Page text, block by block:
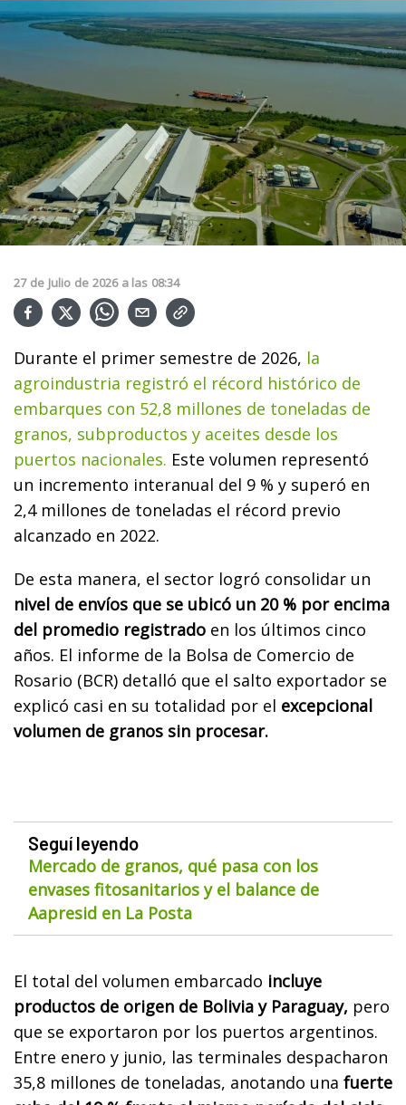
27 de Julio de 2026 a las 08:34
Durante el primer semestre de 2026, la
agroindustria registró el récord histórico de
embarques con 52,8 millones de toneladas de
granos, subproductos y aceites desde los
puertos nacionales. Este volumen representó
un incremento interanual del 9 % y superó en
2,4 millones de toneladas el récord previo
alcanzado en 2022.
De esta manera, el sector logró consolidar un
nivel de envíos que se ubicó un 20 % por encima
del promedio registrado en los últimos cinco
años. El informe de la Bolsa de Comercio de
Rosario (BCR) detalló que el salto exportador se
explicó casi en su totalidad por el excepcional
volumen de granos sin procesar.